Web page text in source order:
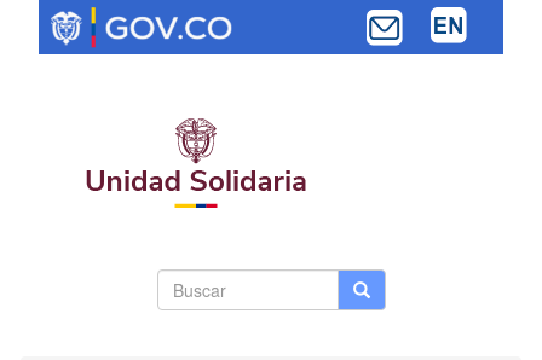
contenido
Buscar Buscar